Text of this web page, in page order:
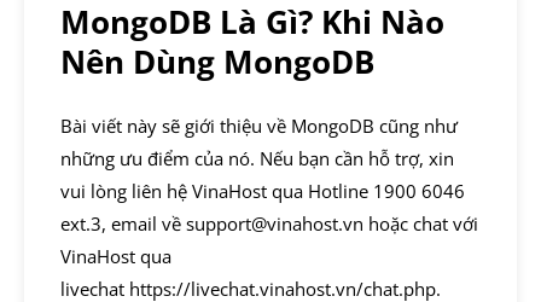
MongoDB Là Gì? Khi Nào
Nên Dùng MongoDB
Bài viết này sẽ giới thiệu về MongoDB cũng như
những ưu điểm của nó. Nếu bạn cần hỗ trợ, xin
vui lòng liên hệ VinaHost qua Hotline 1900 6046
ext.3, email về support@vinahost.vn hoặc chat với
VinaHost qua
livechat https://livechat.vinahost.vn/chat.php.